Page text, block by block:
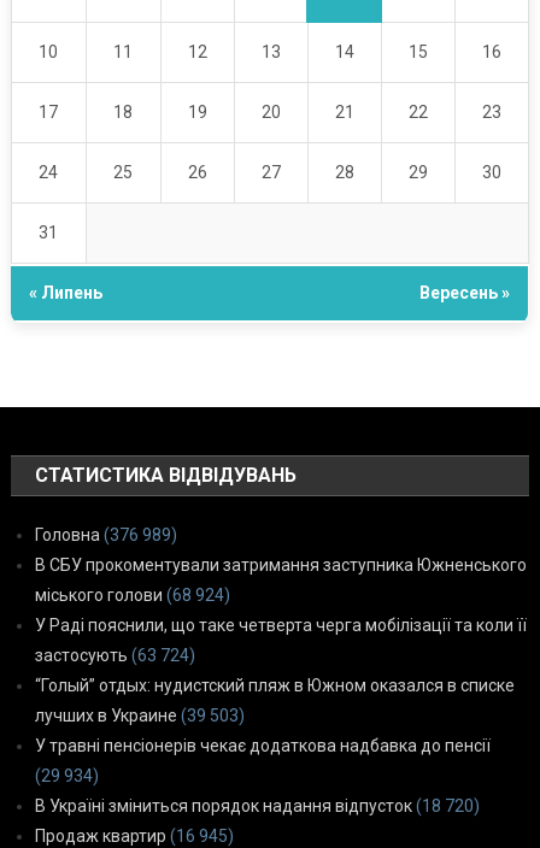
10 11 12 13 14 15 16
17 18 19 20 21 22 23
24 25 26 27 28 29 30
31
« Липень Вересень »
СТАТИСТИКА ВІДВІДУВАНЬ
Головна(376 989)
В СБУ прокоментували затримання заступника Южненського
міського голови (68 924)
У Раді пояснили, що таке четверта черга мобілізації та коли її
застосують (63 724)
“Голый” отдых: нудистский пляж в Южном оказался в списке
лучших в Украине (39 503)
У травні пенсіонерів чекає додаткова надбавка до пенсії
(29 934)
В Україні зміниться порядок надання відпусток(18 720)
Продаж квартир (16 945)